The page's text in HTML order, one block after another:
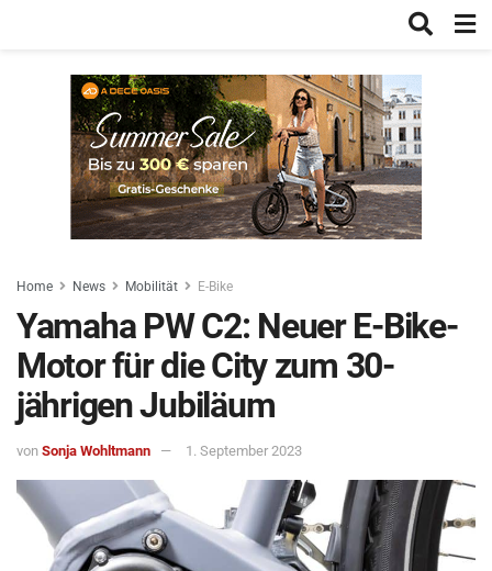
Home News Mobilität E-Bike
Yamaha PW C2: Neuer E-Bike-
Motor für die City zum 30-
jährigen Jubiläum
von Sonja Wohltmann 1. September 2023